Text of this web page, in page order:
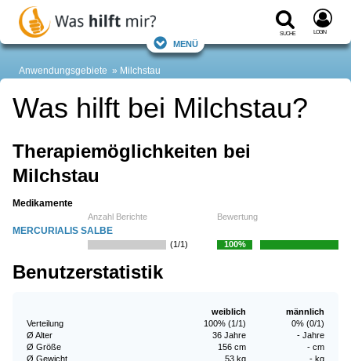
Suche Login
Menü
Anwendungsgebiete Milchstau
Was hilft bei Milchstau?
Therapiemöglichkeiten bei
Milchstau
Medikamente
Anzahl Berichte Bewertung
MERCURIALIS SALBE
(1/1) 100%
Benutzerstatistik
männlich
weiblich
Verteilung
0% (0/1)
100% (1/1)
Ø Alter
- Jahre
36 Jahre
Ø Größe
- cm
156 cm
Ø Gewicht
- kg
53 kg